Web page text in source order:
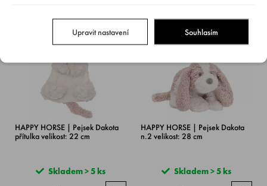
HAPPY HORSE | Pejsek Dakota
přítulka velikost: 22 cm
Skladem > 5 ks
NOVINKA
HAPPY HORSE | Pejsek Dakota
n.2 velikost: 28 cm
Skladem > 5 ks
Upravit nastavení Souhlasím